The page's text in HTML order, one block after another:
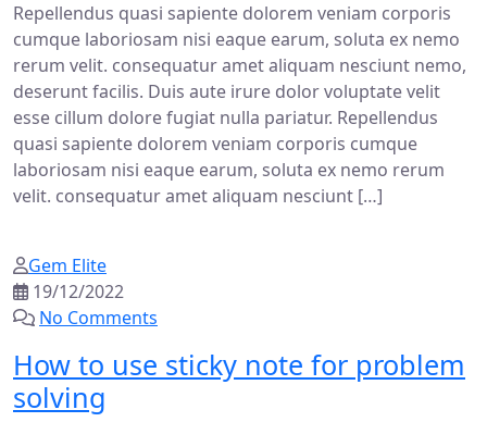
Repellendus quasi sapiente dolorem veniam corporis
cumque laboriosam nisi eaque earum, soluta ex nemo
rerum velit. consequatur amet aliquam nesciunt nemo,
deserunt facilis. Duis aute irure dolor voluptate velit
esse cillum dolore fugiat nulla pariatur. Repellendus
quasi sapiente dolorem veniam corporis cumque
laboriosam nisi eaque earum, soluta ex nemo rerum
velit. consequatur amet aliquam nesciunt […]
Gem Elite
19/12/2022
No Comments
How to use sticky note for problem
solving